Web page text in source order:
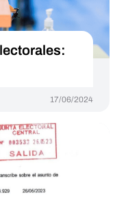
17/06/2024